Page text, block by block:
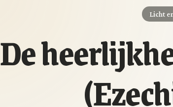
Licht
De